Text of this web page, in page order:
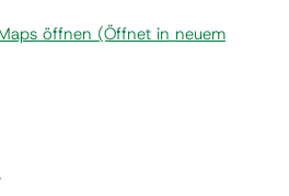
öffnen (Öffnet in neuem